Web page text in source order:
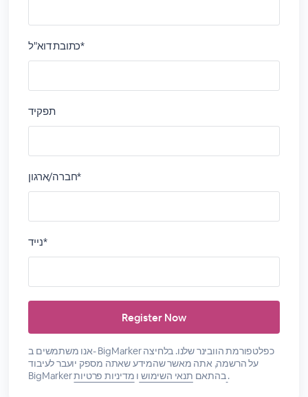
כתובת דוא"ל*
תפקיד
חברה/ארגון*
נייד*
אנו משתמשים ב- BigMarker כפלטפורמת הוובינר שלנו. בלחיצה
על הרשמה, אתה מאשר שהמידע שאתה מספק יועבר לעיבוד
BigMarker בהתאם תנאי השימוש ו מדיניות פרטיות.